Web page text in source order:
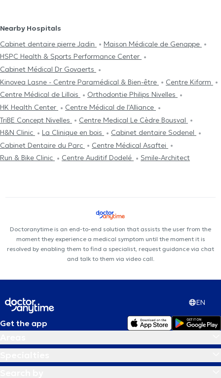
Nearby Hospitals
Cabinet dentaire pierre Jadin
Maison Médicale de Genappe
HSPC Health & Sports Performance Center
Cabinet Médical Dr Govaerts
Kinovea Lasne - Centre Paramédical & Bien-être
Centre Kiform
Centre Médical de Lillois
Orthodontie Philips Nivelles
HK Health Center
Centre Médical de l'Alliance
TriBE Concept Nivelles
Centre Medical Le Cèdre Bousval
H&N Clinic
La Clinique en bois
Cabinet dentaire Sodenel
Cabinet Dentaire du Parc
Centre Médical Asaftei
Run & Bike Clinic
Centre Auditif Dodelé Smile-Architect
Doctoranytime is an end-to-end solution that assists the user from the
moment they experience a medical symptom until the moment it is
resolved by enabling them to find a specialist, request guidance via chat
and talk to them via video call.
EN
Get the app